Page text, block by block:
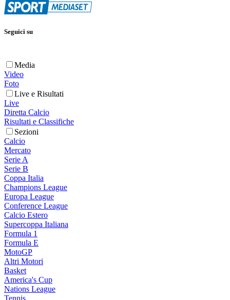
Seguici su
Media
Video
Foto
Live e Risultati
Live
Diretta Calcio
Risultati e Classifiche
Sezioni
Calcio
Mercato
Serie A
Serie B
Coppa Italia
Champions League
Europa League
Conference League
Calcio Estero
Supercoppa Italiana
Formula 1
Formula E
MotoGP
Altri Motori
Basket
America's Cup
Nations League